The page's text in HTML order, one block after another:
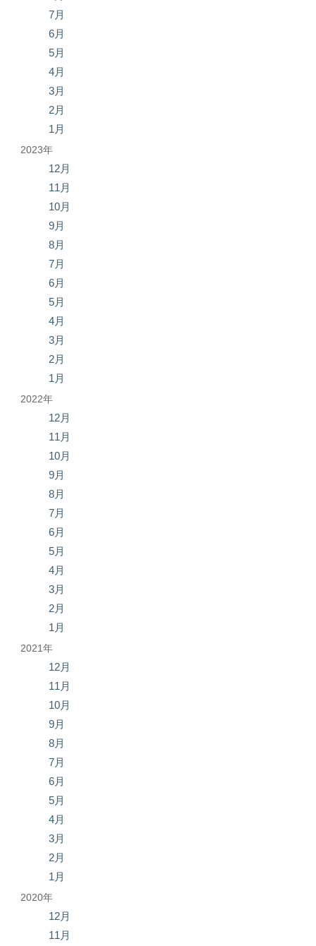
7月
6月
5月
4月
3月
2月
1月
2023年
12月
11月
10月
9月
8月
7月
6月
5月
4月
3月
2月
1月
2022年
12月
11月
10月
9月
8月
7月
6月
5月
4月
3月
2月
1月
2021年
12月
11月
10月
9月
8月
7月
6月
5月
4月
3月
2月
1月
2020年
12月
11月